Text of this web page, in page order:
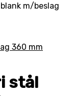
m/beslag
stål